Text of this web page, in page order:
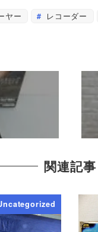
ヤー レコーダー
関連記事